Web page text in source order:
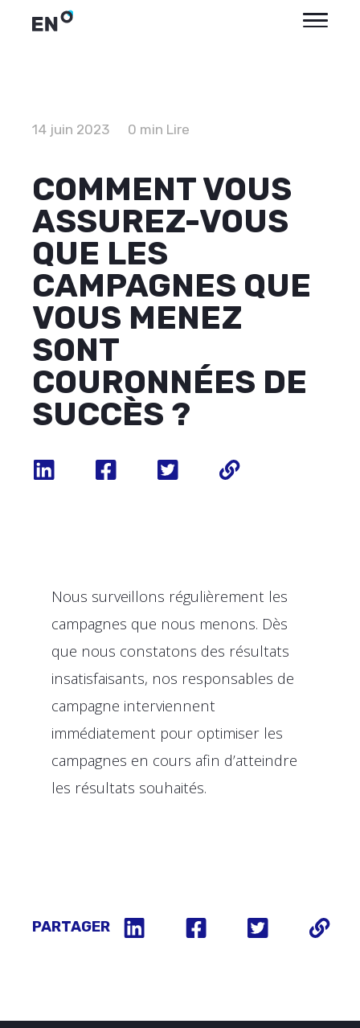
14 juin 2023 0 min Lire
COMMENT VOUS
ASSUREZ-VOUS
QUE LES
CAMPAGNES QUE
VOUS MENEZ
SONT
COURONNÉES DE
SUCCÈS ?
Nous surveillons régulièrement les
campagnes que nous menons. Dès
que nous constatons des résultats
insatisfaisants, nos responsables de
campagne interviennent
immédiatement pour optimiser les
campagnes en cours afin d’atteindre
les résultats souhaités.
PARTAGER